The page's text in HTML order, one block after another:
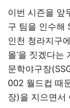
이번 시즌을 앞
구 팀을 인수해
인천 청라지구
몰’을 짓겠다는
문학야구장
002 월드컵 때
장)을 지으면서